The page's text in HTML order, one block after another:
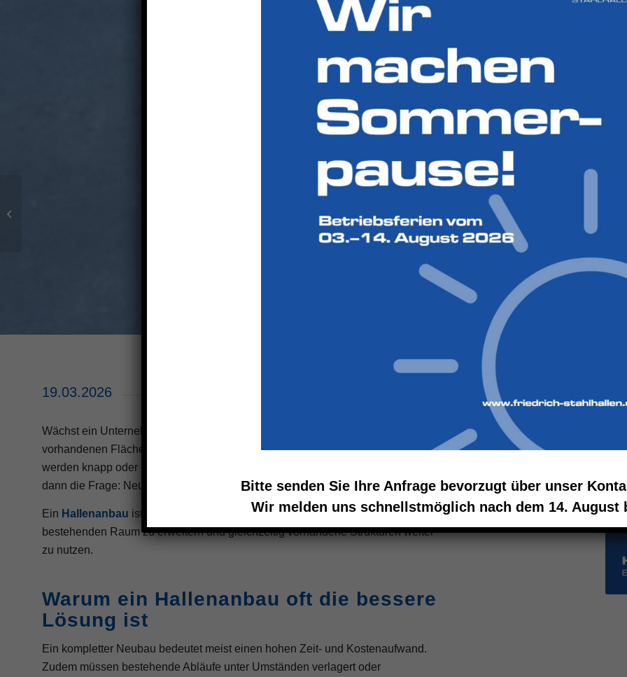
19.03.2026
Wächst ein Unternehmen, wachsen oft auch die Anforderungen an die
vorhandenen Flächen. Produktionsprozesse erweitern sich, Lagerkapazitäten
werden knapp oder neue Arbeitsbereiche entstehen. In vielen Fällen stellt sich
dann die Frage: Neubau oder Erweiterung?
Ein Hallenanbau ist häufig die wirtschaftlich sinnvollste Lösung, um
bestehenden Raum zu erweitern und gleichzeitig vorhandene Strukturen weiter
zu nutzen.
Warum ein Hallenanbau oft die bessere
Lösung ist
Ein kompletter Neubau bedeutet meist einen hohen Zeit- und Kostenaufwand.
Zudem müssen bestehende Abläufe unter Umständen verlagert oder
Bitte senden Sie Ihre Anfrage bevorzugt über unser
Wir melden uns schnellstmöglich nach dem 14. August